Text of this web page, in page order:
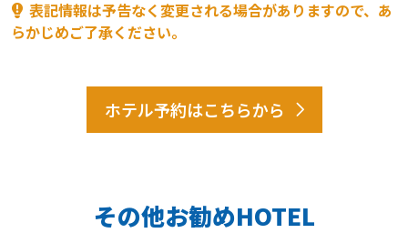
表記情報は予告なく変更される場合がありますので、あ
らかじめご了承ください。
ホテル予約はこちらから
その他お勧めHOTEL